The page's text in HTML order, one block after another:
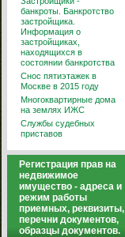
банкроты. Банкротство
застройщика.
Информация о
застройщиках,
находящихся в
состоянии банкротства
Снос пятиэтажек в
Москве в 2015 году
Многоквартирные дома
на землях ИЖС
Службы судебных
приставов
Регистрация прав на
недвижимое
имущество - адреса и
режим работы
приемных, реквизиты,
перечни документов,
образцы документов.